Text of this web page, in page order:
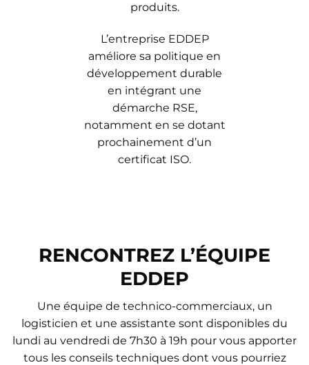
produits.
L’entreprise EDDEP
améliore sa politique en
développement durable
en intégrant une
démarche RSE,
notamment en se dotant
prochainement d’un
certificat ISO.
RENCONTREZ L’ÉQUIPE
EDDEP
Une équipe de technico-commerciaux, un
logisticien et une assistante sont disponibles du
lundi au vendredi de 7h30 à 19h pour vous apporter
tous les conseils techniques dont vous pourriez